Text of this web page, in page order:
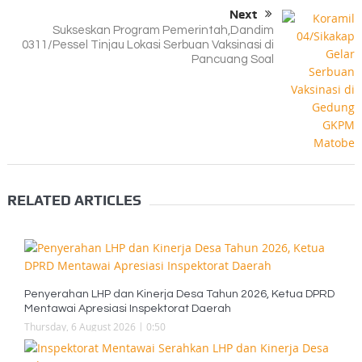
Next
Sukseskan Program Pemerintah,Dandim
0311/Pessel Tinjau Lokasi Serbuan Vaksinasi di
Pancuang Soal
RELATED ARTICLES
Penyerahan LHP dan Kinerja Desa Tahun 2026, Ketua DPRD
Mentawai Apresiasi Inspektorat Daerah
Thursday, 6 August 2026 | 0:50